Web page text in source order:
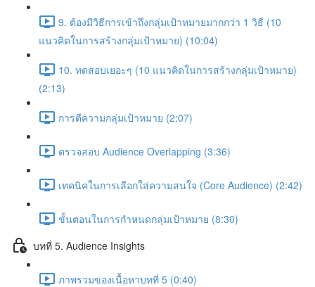
9. ต้องมีวิธีการเข้าถึงกลุ่มเป้าหมายมากกว่า 1 วิธี (10
แนวคิดในการสร้างกลุ่มเป้าหมาย) (10:04)
10. ทดสอบเยอะๆ (10 แนวคิดในการสร้างกลุ่มเป้าหมาย)
(2:13)
การตีความกลุ่มเป้าหมาย (2:07)
ตรวจสอบ Audience Overlapping (3:36)
เทคนิคในการเลือกใส่ความสนใจ (Core Audience) (2:42)
ขั้นตอนในการกำหนดกลุ่มเป้าหมาย (8:30)
บทที่ 5. Audience Insights
ภาพรวมของเนื้อหาบทที่ 5 (0:40)